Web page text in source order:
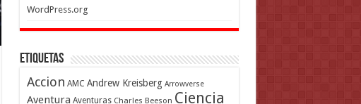
WordPress.org
Etiquetas
Accion AMC Andrew Kreisberg Arrowverse
Aventura Aventuras Charles Beeson Ciencia